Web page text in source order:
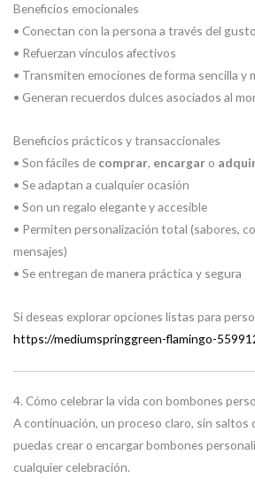
Beneficios emocionales
• Conectan con la persona a través del
• Refuerzan vínculos afectivos
• Transmiten emociones de forma sencilla y
• Generan recuerdos dulces asociados al
Beneficios prácticos y transaccionales
• Son fáciles de comprar, encargar o
• Se adaptan a cualquier ocasión
• Son un regalo elegante y accesible
• Permiten personalización total (sabores,
mensajes)
• Se entregan de manera práctica y segura
Si deseas explorar opciones listas para
https://mediumspringgreen-flamingo-
4. Cómo celebrar la vida con bombones
A continuación, un proceso claro, sin saltos
puedas crear o encargar bombones
cualquier celebración.